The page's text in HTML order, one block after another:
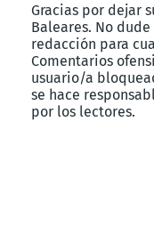
Gracias por dejar
Baleares. No
redacción para
Comentarios
usuario/a
se hace
por los lectores.